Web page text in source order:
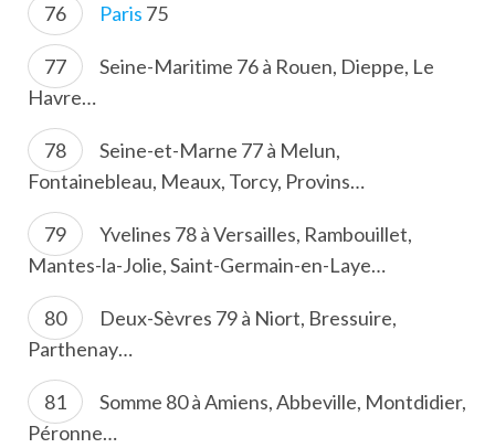
Paris 75
Seine-Maritime 76 à Rouen, Dieppe, Le
Havre…
Seine-et-Marne 77 à Melun,
Fontainebleau, Meaux, Torcy, Provins…
Yvelines 78 à Versailles, Rambouillet,
Mantes-la-Jolie, Saint-Germain-en-Laye…
Deux-Sèvres 79 à Niort, Bressuire,
Parthenay…
Somme 80 à Amiens, Abbeville, Montdidier,
Péronne…